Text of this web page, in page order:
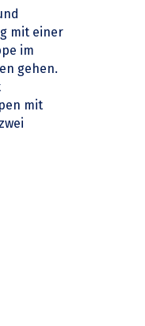
mit einer
im
gehen.
mit